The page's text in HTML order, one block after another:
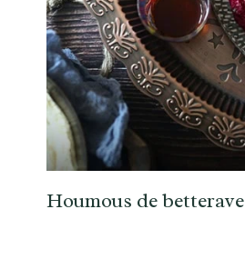
Houmous de betterave